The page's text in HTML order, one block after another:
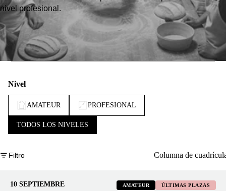
nivel profesional.
Nivel
AMATEUR PROFESIONAL
TODOS LOS NIVELES
Filtro Columna de
10 SEPTIEMBRE AMATEUR ÚLTIMAS PLAZAS